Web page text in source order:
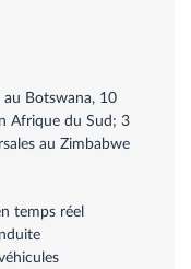
au Botswana, 10
Afrique du Sud; 3
au Zimbabwe
temps réel